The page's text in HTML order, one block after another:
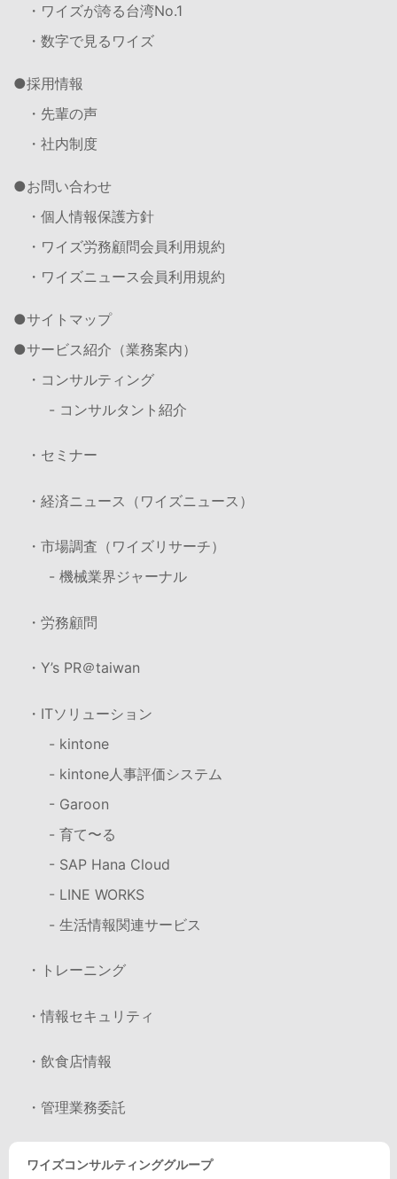
・ワイズが誇る台湾No.1
・数字で見るワイズ
採用情報
・先輩の声
・社内制度
お問い合わせ
・個人情報保護方針
・ワイズ労務顧問会員利用規約
・ワイズニュース会員利用規約
サイトマップ
サービス紹介（業務案内）
・コンサルティング
- コンサルタント紹介
・セミナー
・経済ニュース（ワイズニュース）
・市場調査（ワイズリサーチ）
- 機械業界ジャーナル
・労務顧問
・Y’s PR＠taiwan
・ITソリューション
- kintone
- kintone人事評価システム
- Garoon
- 育て〜る
- SAP Hana Cloud
- LINE WORKS
- 生活情報関連サービス
・トレーニング
・情報セキュリティ
・飲食店情報
・管理業務委託
ワイズコンサルティンググループ